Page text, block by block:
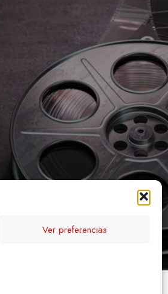
Ver preferencias